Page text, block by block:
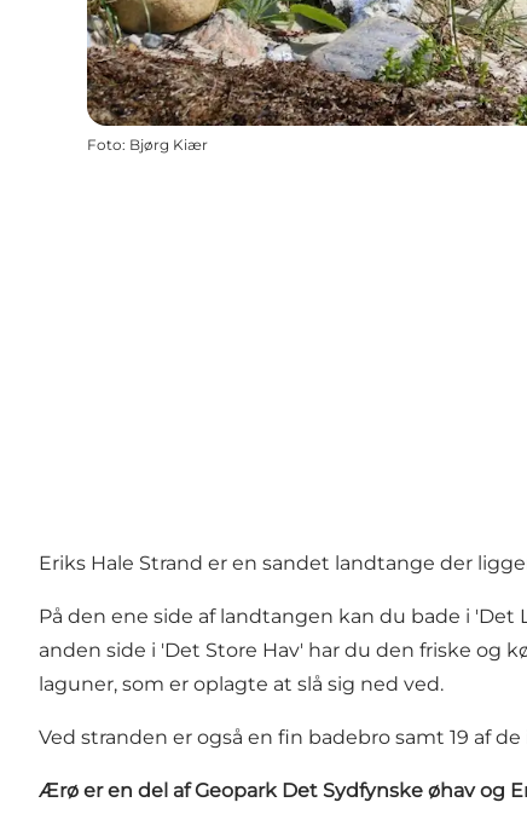
Foto: Bjørg Kiær
Eriks Hale Strand er en sandet landtange der
På den ene side af landtangen kan du bade i
anden side i 'Det Store Hav' har du den friske og
laguner, som er oplagte at slå sig ned ved.
Ved stranden er også en fin badebro samt 19 af
Ærø er en del af Geopark Det Sydfynske øhav